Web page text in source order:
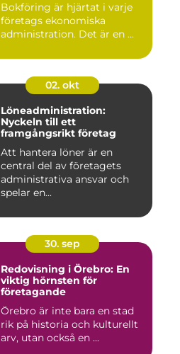
Bokföring är hjärtat i varje
företags ekonomiska
administration. Det är en ...
02. okt
Löneadministration:
Nyckeln till ett
framgångsrikt företag
Att hantera löner är en
central del av företagets
administrativa ansvar och
spelar en...
30. sep
Redovisning i Örebro: En
viktig hörnsten för
företagande
Örebro är inte bara en stad
rik på historia och kulturellt
arv, utan också en ...